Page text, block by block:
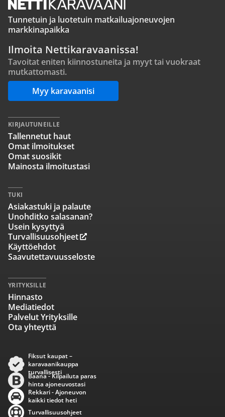
Tunnetuin ja luotetuin matkailuajoneuvojen
markkinapaikka
Ilmoita Nettikaravaanissa!
Tavoitat eniten kiinnostuneita ja myyt tai vuokraat
mutkattomasti.
Myy karavaanisi
KIRJAUTUNEILLE
Tallennetut haut
Omat ilmoitukset
Omat suosikit
Mainosta ilmoitustasi
TUKI
Asiakastuki ja palaute
Unohditko salasanan?
Usein kysyttyä
Turvallisuusohjeet
Käyttöehdot
Saavutettavuusseloste
YRITYKSILLE
Hinnasto
Mediatiedot
Palvelut Yrityksille
Ota yhteyttä
Fiksut kaupat –
karavaanikauppa
turvallisesti
Baana - Kilpailuta paras
hinta ajoneuvostasi
Rekkari - Ajoneuvon
kaikki tiedot heti
Turvallisuusohjeet